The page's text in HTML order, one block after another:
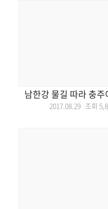
남한강 물길 따라 충
2017.08.29 조회